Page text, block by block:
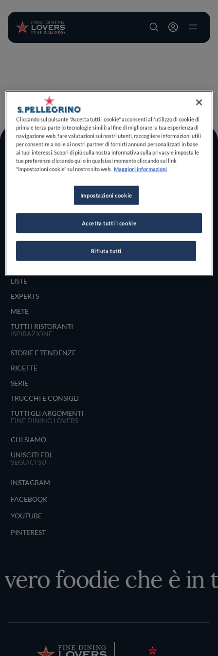
User account
TORNA A INIZIO PAGINA
Home
Log In
Scopri il vero
foodie che è in te
UNISCITI
LISTE
EXPERTS
METE
TUTTI I RISTORANTI
ISPIRAZIONE
STORIE E TENDENZE
RICETTE
SERIE
TRUCCHI E CONSIGLI
TUTTI GLI ARGOMENTI
FINE DINING LOVERS
CHI SIAMO
UNISCITI FDL
SEGUICI SU
INSTAGRAM
FACEBOOK
YOUTUBE
PINTEREST
foodie che è in
Cliccando sul pulsante "Accetta tutti i cookie" acconsenti all'utilizzo di cookie di
prima e terza parte (o tecnologie simili) al fine di migliorare la tua esperienza di
navigazione web, fare valutazioni sui nostri utenti, raccogliere informazioni utili
per consentire a noi e ai nostri partner di fornirti annunci personalizzati in base
ai tuoi interessi. Scopri di più sulla nostra informativa sulla privacy e imposta le
tue preferenze cliccando qui o in qualsiasi momento cliccando sul link
"Impostazioni cookie" sul nostro sito web. Maggiori informazioni
Impostazioni cookie
Rifiuta tutti
Accetta tutti i cookie